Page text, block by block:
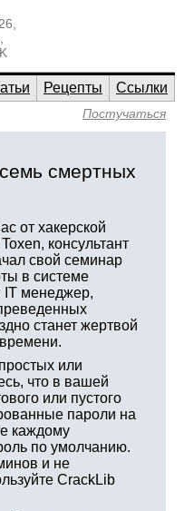
Рецепты
Ссылки
Постучаться
смертных
от хакерской
консультант
свой семинар
в системе
IT менеджер,
станет жертвой
или
что в вашей
или пустого
пароли на
каждому
по умолчанию.
и не
CrackLib